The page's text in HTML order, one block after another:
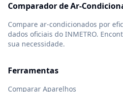
Comparador de Ar-
Compare ar-condicionados por
dados oficiais do INMETRO.
sua necessidade.
Ferramentas
Comparar Aparelhos